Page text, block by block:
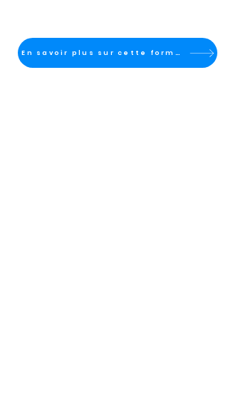
En savoir plus sur cette formation